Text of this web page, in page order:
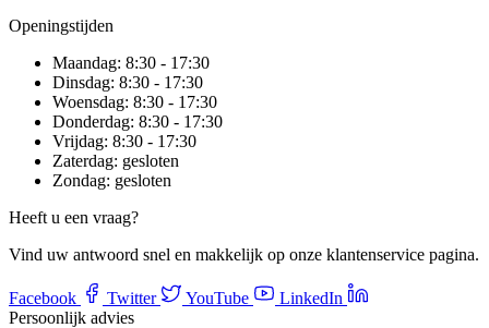
Openingstijden
Maandag: 8:30 - 17:30
Dinsdag: 8:30 - 17:30
Woensdag: 8:30 - 17:30
Donderdag: 8:30 - 17:30
Vrijdag: 8:30 - 17:30
Zaterdag: gesloten
Zondag: gesloten
Heeft u een vraag?
Vind uw antwoord snel en makkelijk op onze klantenservice pagina.
Facebook Twitter YouTube
LinkedIn
Persoonlijk advies